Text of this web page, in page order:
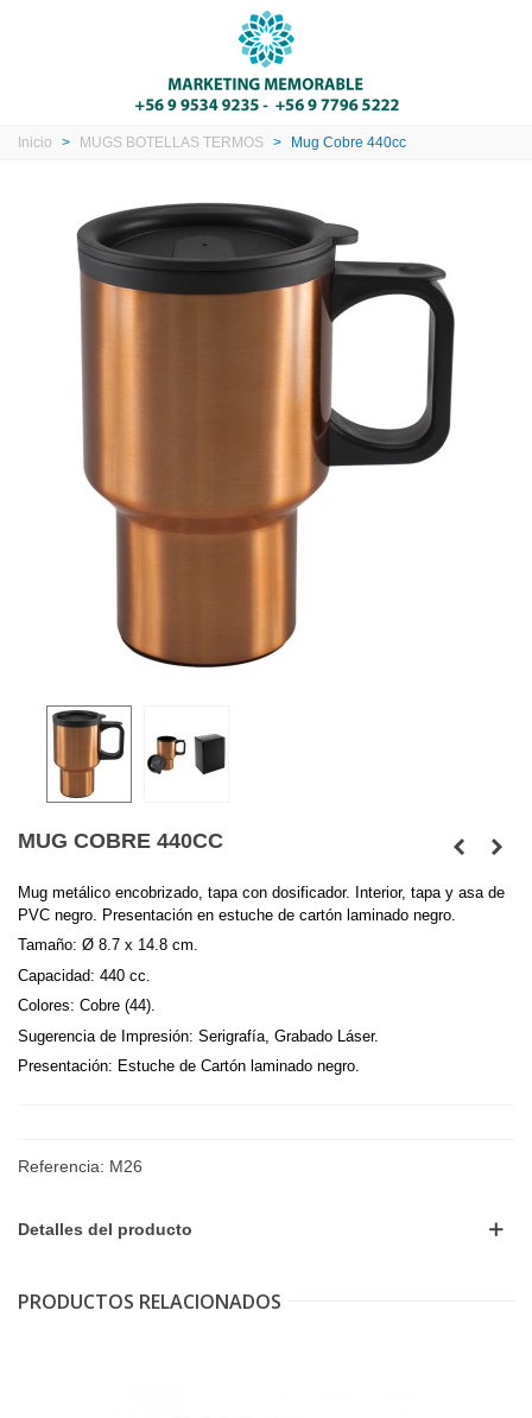
Inicio > MUGS BOTELLAS TERMOS > Mug Cobre 440cc
MUG COBRE 440CC
Mug metálico encobrizado, tapa con dosificador. Interior, tapa y asa de
PVC negro. Presentación en estuche de cartón laminado negro.
Tamaño: Ø 8.7 x 14.8 cm.
Capacidad: 440 cc.
Colores: Cobre (44).
Sugerencia de Impresión: Serigrafía, Grabado Láser.
Presentación: Estuche de Cartón laminado negro.
Referencia: M26
Detalles del producto
PRODUCTOS RELACIONADOS